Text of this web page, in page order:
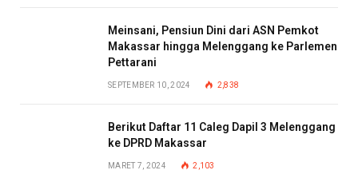
Meinsani, Pensiun Dini dari ASN Pemkot
Makassar hingga Melenggang ke Parlemen
Pettarani
SEPTEMBER 10, 2024 2,838
Berikut Daftar 11 Caleg Dapil 3 Melenggang
ke DPRD Makassar
MARET 7, 2024 2,103